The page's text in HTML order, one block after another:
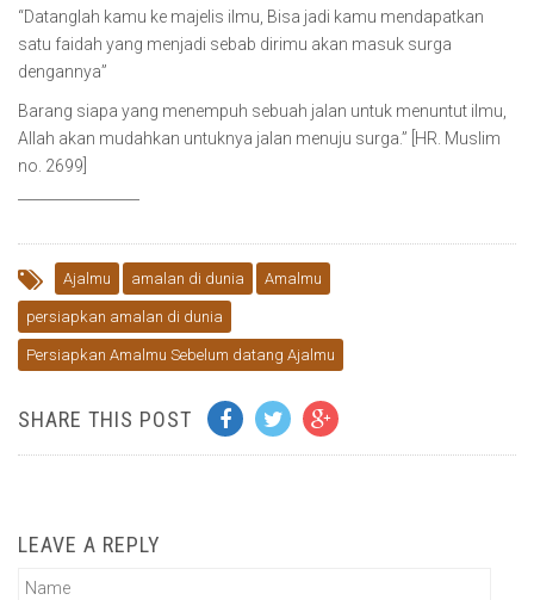
“Datanglah kamu ke majelis ilmu, Bisa jadi kamu mendapatkan
satu faidah yang menjadi sebab dirimu akan masuk surga
dengannya”
Barang siapa yang menempuh sebuah jalan untuk menuntut ilmu,
Allah akan mudahkan untuknya jalan menuju surga.” [HR. Muslim
no. 2699]
Ajalmu amalan di dunia Amalmu
persiapkan amalan di dunia
Persiapkan Amalmu Sebelum datang Ajalmu
SHARE THIS POST
LEAVE A REPLY